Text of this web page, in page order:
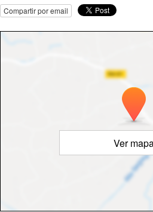
Compartir por email
Ver